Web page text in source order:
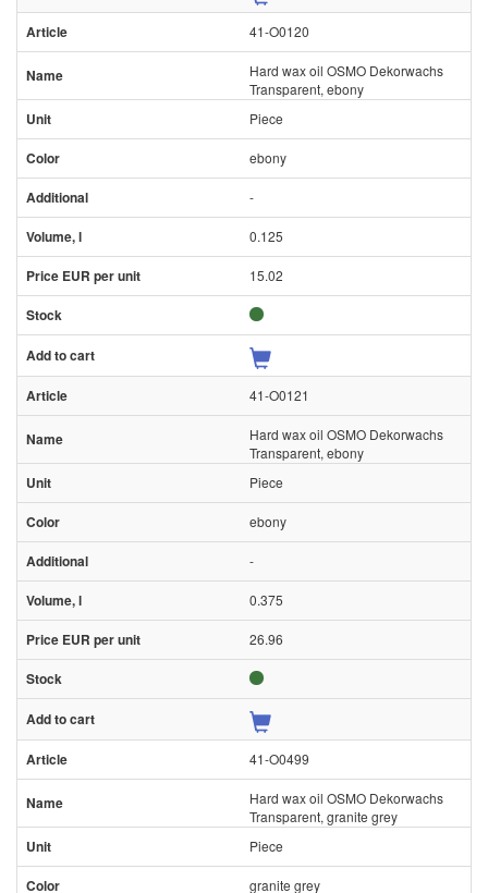
41-O0120
Hard wax oil OSMO Dekorwachs
Transparent, ebony
Piece
ebony
-
0.125
15.02
41-O0121
Hard wax oil OSMO Dekorwachs
Transparent, ebony
Piece
ebony
-
0.375
26.96
41-O0499
Hard wax oil OSMO Dekorwachs
Transparent, granite grey
Piece
granite grey